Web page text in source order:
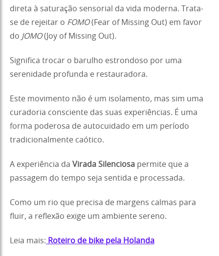
direta à saturação sensorial da vida moderna. Trata-
se de rejeitar o FOMO(Fear of Missing Out) em favor
do JOMO(Joy of Missing Out).
Significa trocar o barulho estrondoso por uma
serenidade profunda e restauradora.
Este movimento não é um isolamento, mas sim uma
curadoria consciente das suas experiências. É uma
forma poderosa de autocuidado em um período
tradicionalmente caótico.
A experiência da Virada Silenciosa permite que a
passagem do tempo seja sentida e processada.
Como um rio que precisa de margens calmas para
fluir, a reflexão exige um ambiente sereno.
Leia mais: Roteiro de bike pela Holanda